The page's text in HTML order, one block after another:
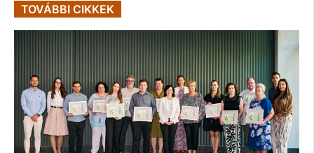
TOVÁBBI CIKKEK